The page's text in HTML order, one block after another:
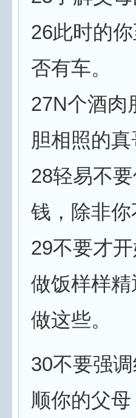
26此时的
否有车。
27N个酒肉
胆相照的真
28轻易不
钱，除非你
29不要才
做饭样样
做这些。
30不要强
顺你的父